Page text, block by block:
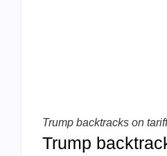
Trump backtracks on
Trump